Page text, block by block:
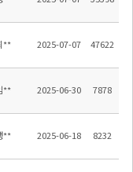
행 시간 조정 안내
** 2025-07-07 47622
** 2025-06-30 7878
를 위한 입찰 공고
** 2025-06-18 8232